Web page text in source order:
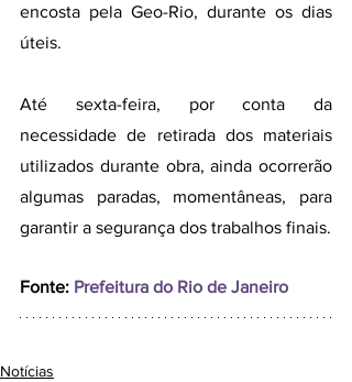
encosta pela Geo-Rio, durante os dias
úteis.
Até sexta-feira, por conta da
necessidade de retirada dos materiais
utilizados durante obra, ainda ocorrerão
algumas paradas, momentâneas, para
garantir a segurança dos trabalhos finais.
Fonte: Prefeitura do Rio de Janeiro
Notícias